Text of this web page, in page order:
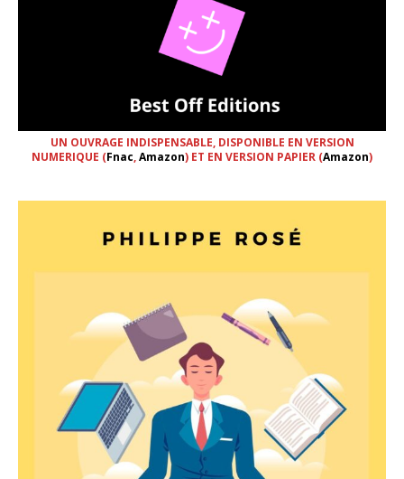
UN OUVRAGE INDISPENSABLE, DISPONIBLE EN VERSION
NUMERIQUE (Fnac,Amazon) ET EN VERSION PAPIER (Amazon)